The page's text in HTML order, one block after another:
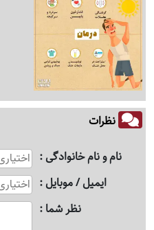
نظرات
نام و نام خانوادگی
ایمیل / موبایل
نظر شما